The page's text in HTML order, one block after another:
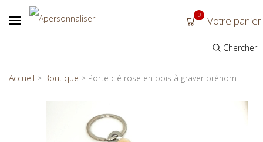
0 Votre panier
Chercher
Accueil > Boutique > Porte clé rose en bois à graver prénom